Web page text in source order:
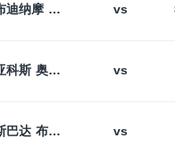
萨格勒布迪纳摩
vs
奥林匹亚科斯 vs
布拉格斯巴达 vs